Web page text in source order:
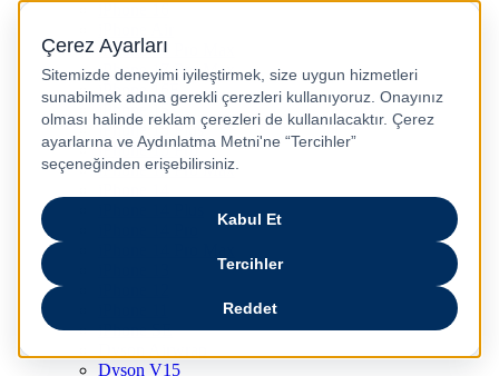
iPhone 16 Pro Max
iPhone 17 Pro Max
iPhone 16E
iPhone 15
iPhone 15 Plus
iPhone 15 Pro
iPhone 15 Pro Max
iPhone SE
Dyson V15